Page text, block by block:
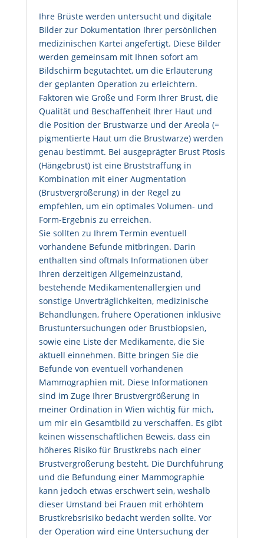
Ihre Brüste werden untersucht und digitale
Bilder zur Dokumentation Ihrer persönlichen
medizinischen Kartei angefertigt. Diese Bilder
werden gemeinsam mit Ihnen sofort am
Bildschirm begutachtet, um die Erläuterung
der geplanten Operation zu erleichtern.
Faktoren wie Größe und Form Ihrer Brust, die
Qualität und Beschaffenheit Ihrer Haut und
die Position der Brustwarze und der Areola (=
pigmentierte Haut um die Brustwarze) werden
genau bestimmt. Bei ausgeprägter Brust Ptosis
(Hängebrust) ist eine Bruststraffung in
Kombination mit einer Augmentation
(Brustvergrößerung) in der Regel zu
empfehlen, um ein optimales Volumen- und
Form-Ergebnis zu erreichen.
Sie sollten zu Ihrem Termin eventuell
vorhandene Befunde mitbringen. Darin
enthalten sind oftmals Informationen über
Ihren derzeitigen Allgemeinzustand,
bestehende Medikamentenallergien und
sonstige Unverträglichkeiten, medizinische
Behandlungen, frühere Operationen inklusive
Brustuntersuchungen oder Brustbiopsien,
sowie eine Liste der Medikamente, die Sie
aktuell einnehmen. Bitte bringen Sie die
Befunde von eventuell vorhandenen
Mammographien mit. Diese Informationen
sind im Zuge Ihrer Brustvergrößerung in
meiner Ordination in Wien wichtig für mich,
um mir ein Gesamtbild zu verschaffen. Es gibt
keinen wissenschaftlichen Beweis, dass ein
höheres Risiko für Brustkrebs nach einer
Brustvergrößerung besteht. Die Durchführung
und die Befundung einer Mammographie
kann jedoch etwas erschwert sein, weshalb
dieser Umstand bei Frauen mit erhöhtem
Brustkrebsrisiko bedacht werden sollte. Vor
der Operation wird eine Untersuchung der